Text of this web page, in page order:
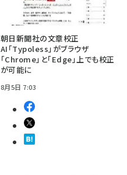
朝日新聞社の文章校正
AI「Typoless」がブラウザ
「Chrome」と「Edge」上でも校正
が可能に
8月5日 7:03